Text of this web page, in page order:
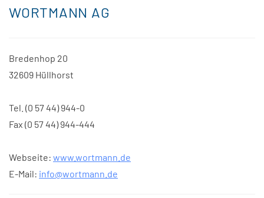
WORTMANN AG
Bredenhop 20
32609 Hüllhorst
Tel. (0 57 44) 944-0
Fax (0 57 44) 944-444
Webseite: www.wortmann.de
E-Mail: info@wortmann.de